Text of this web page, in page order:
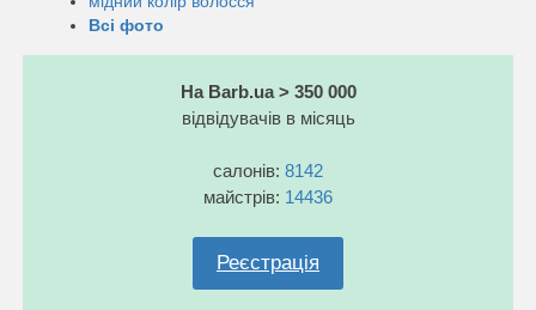
Всі фото
На Barb.ua > 350 000
відвідувачів в місяць
салонів: 8142
майстрів: 14436
Реєстрація